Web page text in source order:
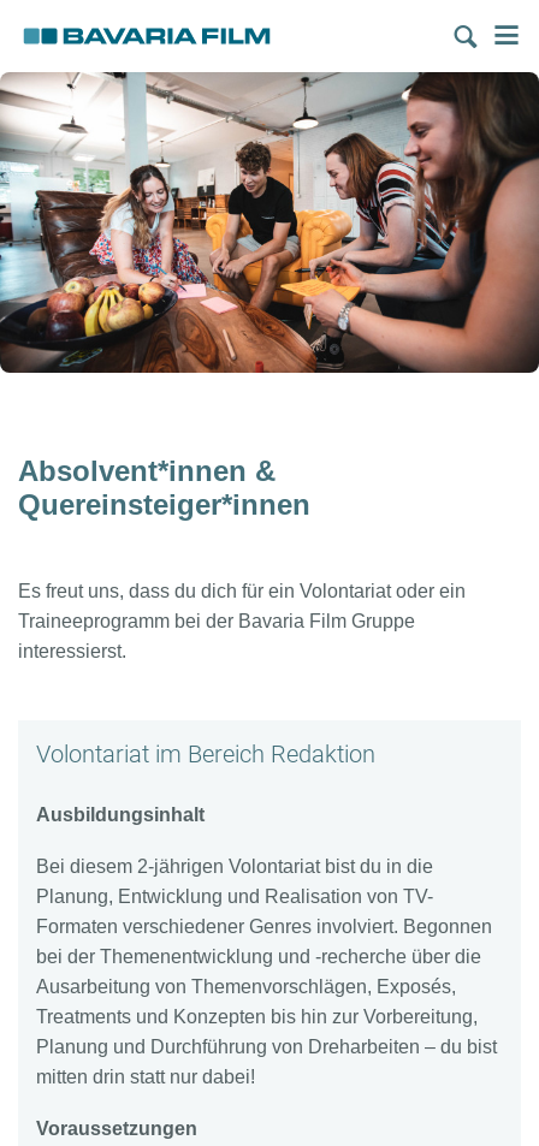
zum
Inhalt
Absolvent*innen &
Quereinsteiger*innen
Es freut uns, dass du dich für ein Volontariat oder ein
Traineeprogramm bei der Bavaria Film Gruppe
interessierst.
Volontariat im Bereich Redaktion
Ausbildungsinhalt
Bei diesem 2-jährigen Volontariat bist du in die
Planung, Entwicklung und Realisation von TV-
Formaten verschiedener Genres involviert. Begonnen
bei der Themenentwicklung und -recherche über die
Ausarbeitung von Themenvorschlägen, Exposés,
Treatments und Konzepten bis hin zur Vorbereitung,
Planung und Durchführung von Dreharbeiten – du bist
mitten drin statt nur dabei!
Voraussetzungen